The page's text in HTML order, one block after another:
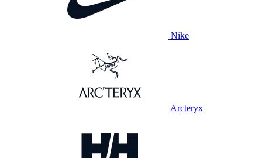
Nike
Arcteryx